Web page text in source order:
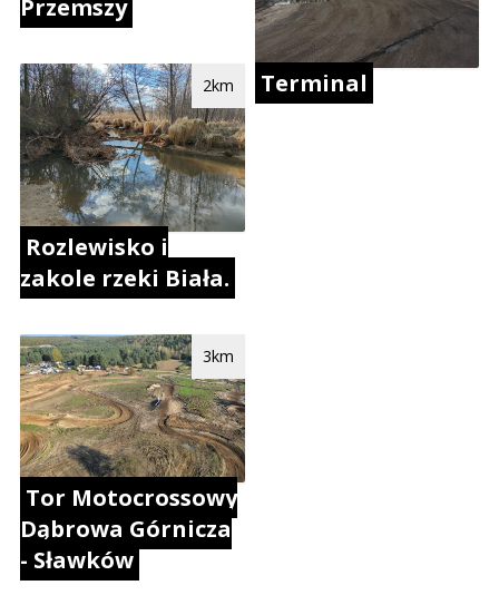
Przemszy
Rozlewisko i
zakole rzeki Biała.
2km
Tor Motocrossowy
Dąbrowa Górnicza
- Sławków
3km
Terminal